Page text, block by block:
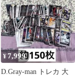
¥7,999
D.Gray-man トレカ 大